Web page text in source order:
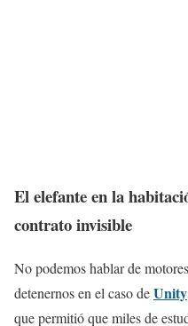
El elefante en la
contrato invisible
No podemos hablar de
detenernos en el caso deUnity
que permitió que miles de